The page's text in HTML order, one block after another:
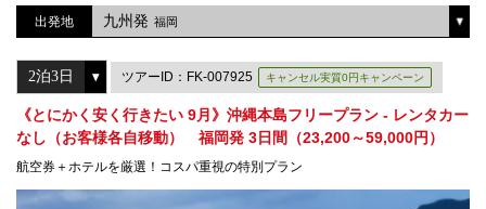
出発地 九州発 福岡
ツアーID：FK-007925 キャンセル実質0円キャンペーン
《とにかく安く行きたい 9月》沖縄本島フリープラン - レンタカー
なし（お客様各自移動） 福岡発 3日間（23,200～59,000円）
航空券＋ホテルを厳選！コスパ重視の特別プラン